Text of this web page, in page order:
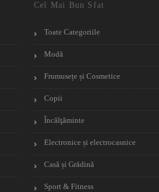
Cel Mai Bun Sfat
Toate Categoriile
Modă
Frumusețe și Cosmetice
Copii
Încălţăminte
Electronice și electrocasnice
Casă și Grădină
Sport & Fitness